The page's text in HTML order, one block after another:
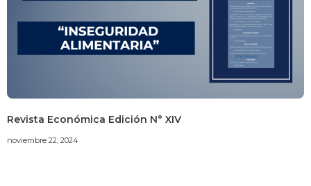
Revista Económica Edición N° XIV
noviembre 22, 2024